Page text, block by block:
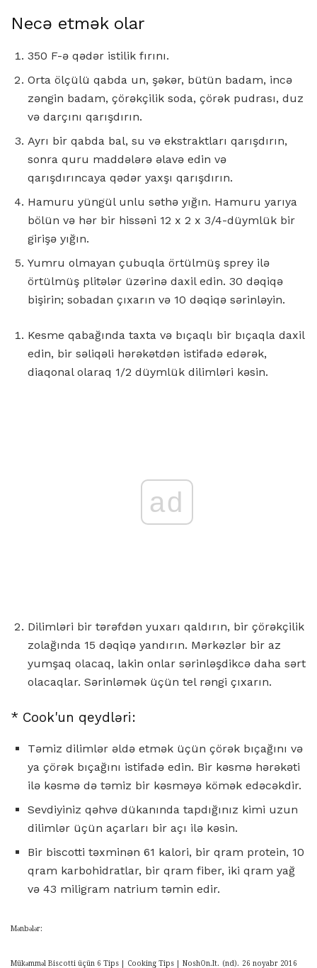
Necə etmək olar
350 F-ə qədər istilik fırını.
Orta ölçülü qabda un, şəkər, bütün badam, incə
zəngin badam, çörəkçilik soda, çörək pudrası, duz
və darçını qarışdırın.
Ayrı bir qabda bal, su və ekstraktları qarışdırın,
sonra quru maddələrə əlavə edin və
qarışdırıncaya qədər yaxşı qarışdırın.
Hamuru yüngül unlu səthə yığın. Hamuru yarıya
bölün və hər bir hissəni 12 x 2 x 3/4-düymlük bir
girişə yığın.
Yumru olmayan çubuqla örtülmüş sprey ilə
örtülmüş plitələr üzərinə daxil edin. 30 dəqiqə
bişirin; sobadan çıxarın və 10 dəqiqə sərinləyin.
Kesme qabağında taxta və bıçaqlı bir bıçaqla daxil
edin, bir səliqəli hərəkətdən istifadə edərək,
diaqonal olaraq 1/2 düymlük dilimləri kəsin.
ad
Dilimləri bir tərəfdən yuxarı qaldırın, bir çörəkçilik
zolağında 15 dəqiqə yandırın. Mərkəzlər bir az
yumşaq olacaq, lakin onlar sərinləşdikcə daha sərt
olacaqlar. Sərinləmək üçün tel rəngi çıxarın.
* Cook'un qeydləri:
Təmiz dilimlər əldə etmək üçün çörək bıçağını və
ya çörək bıçağını istifadə edin. Bir kəsmə hərəkəti
ilə kəsmə də təmiz bir kəsməyə kömək edəcəkdir.
Sevdiyiniz qəhvə dükanında tapdığınız kimi uzun
dilimlər üçün açarları bir açı ilə kəsin.
Bir biscotti təxminən 61 kalori, bir qram protein, 10
qram karbohidratlar, bir qram fiber, iki qram yağ
və 43 miligram natrium təmin edir.
Mənbələr:
Mükəmməl Biscotti üçün 6 Tips | Cooking Tips | NoshOn.It. (nd). 26 noyabr 2016